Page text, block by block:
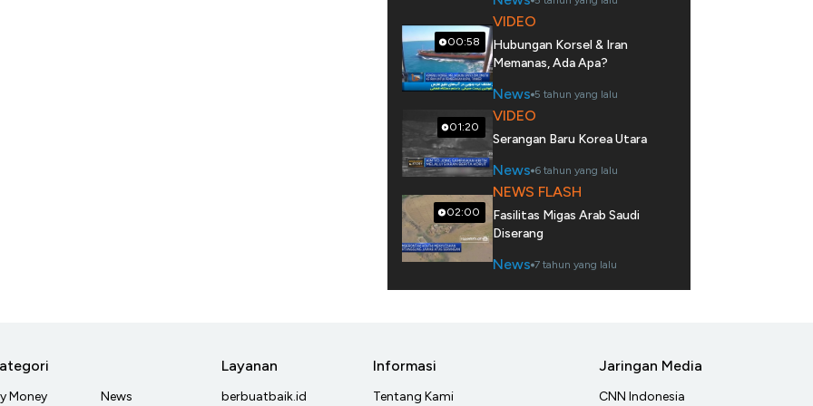
00:58
VIDEO
Hubungan Korsel & Iran
Memanas, Ada Apa?
News 5 tahun yang lalu
01:20
VIDEO
Serangan Baru Korea Utara
News 6 tahun yang lalu
02:00
NEWS FLASH
Fasilitas Migas Arab Saudi
Diserang
News 7 tahun yang lalu
Money News
Layanan
berbuatbaik.id
Informasi
Tentang Kami
Jaringan Media
CNN Indonesia